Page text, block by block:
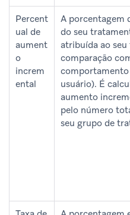
Percent
ual de
aument
o
increm
ental
A porcentagem
do seu
atribuída ao
comparação
usuário). É
aumento
pelo número
seu grupo de